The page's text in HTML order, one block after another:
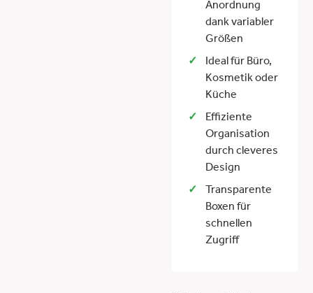
Anordnung
dank variabler
Größen
Ideal für Büro,
Kosmetik oder
Küche
Effiziente
Organisation
durch cleveres
Design
Transparente
Boxen für
schnellen
Zugriff